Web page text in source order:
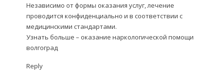
Независимо от формы оказания услуг, лечение
проводится конфиденциально и в соответствии с
медицинскими стандартами.
Узнать больше – оказание наркологической помощи
волгоград
Reply